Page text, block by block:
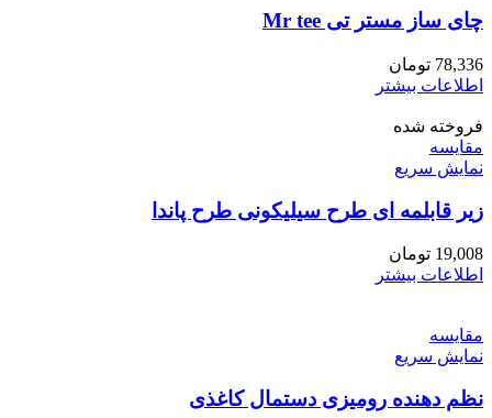
چای ساز مستر تی Mr tee
78,336 تومان
اطلاعات بیشتر
فروخته شده
مقايسه
نمایش سریع
زیر قابلمه ای طرح سیلیکونی طرح پاندا
19,008 تومان
اطلاعات بیشتر
مقايسه
نمایش سریع
نظم دهنده رومیزی دستمال کاغذی